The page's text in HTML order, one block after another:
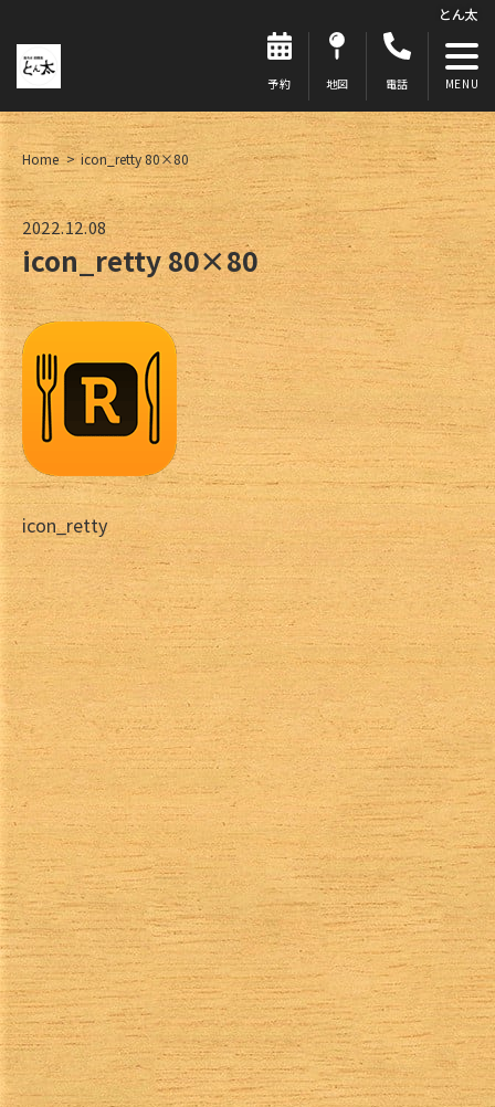
とん太
予約 地図 電話
Home icon_retty 80×80
2022.12.08
icon_retty 80×80
icon_retty